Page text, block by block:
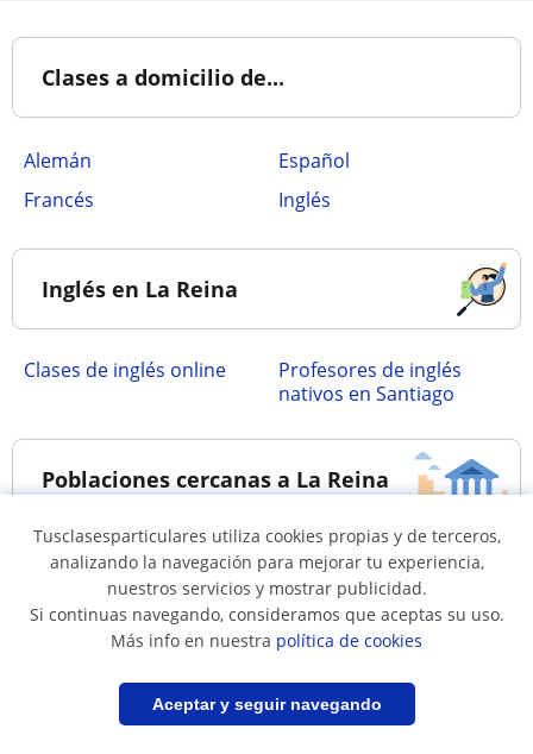
Guardar búsqueda
Clases a domicilio de...
Alemán
Español
Francés
Inglés
Inglés en La Reina
Clases de inglés online
Profesores de inglés
nativos en Santiago
Poblaciones cercanas a La Reina
Clases de inglés en
Estacion Central
Clases de inglés en
Huechuraba
Clases de inglés en La
Clases de inglés en Las
Clases de inglés en
Clases de inglés en
Ñuñoa
Tusclasesparticulares utiliza cookies propias y de terceros,
analizando la navegación para mejorar tu experiencia,
nuestros servicios y mostrar publicidad.
Si continuas navegando, consideramos que aceptas su uso.
Más info en nuestra política de cookies
Aceptar y seguir navegando